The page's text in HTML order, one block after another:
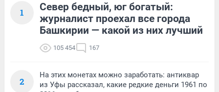
1
Север бедный, юг богатый:
журналист проехал все города
Башкирии — какой из них лучший
105 454 167
2
На этих монетах можно заработать: антиквар
из Уфы рассказал, какие редкие деньги 1961 по